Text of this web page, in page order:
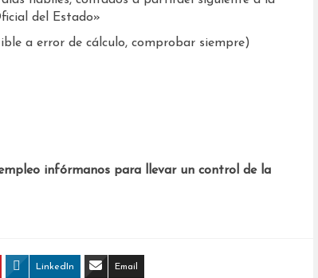
del Estado»
a error de cálculo, comprobar siempre)
infórmanos para llevar un control de la
LinkedIn Email